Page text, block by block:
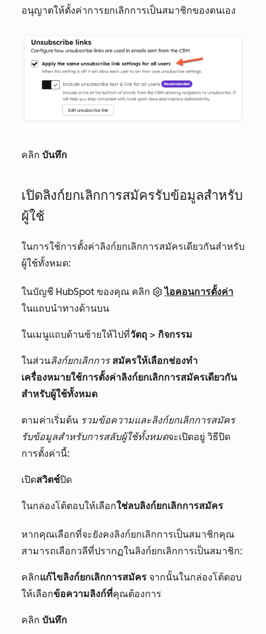
อนุญาตให้ตั้งค่าการยกเลิกการเป็นสมาชิกของตนเอง
คลิก บันทึก
เปิดลิงก์ยกเลิกการสมัครรับข้อมูลสำหรับ
ผู้ใช้
ในการใช้การตั้งค่าลิงก์ยกเลิกการสมัครเดียวกันสำหรับ
ผู้ใช้ทั้งหมด:
ในบัญชี HubSpot ของคุณ คลิก
ไอคอนการตั้งค่า
ในแถบนำทางด้านบน
ในเมนูแถบด้านซ้ายให้ไปที่วัตถุ > กิจกรรม
ในส่วนลิงก์ยกเลิกการ สมัครให้เลือกช่องทำ
เครื่องหมายใช้การตั้งค่าลิงก์ยกเลิกการสมัครเดียวกัน
สำหรับผู้ใช้ทั้งหมด
ตามค่าเริ่มต้น รวมข้อความและลิงก์ยกเลิกการสมัคร
รับข้อมูลสำหรับการสลับผู้ใช้ทั้งหมดจะเปิดอยู่ วิธีปิด
การตั้งค่านี้:
เปิดสวิตช์ปิด
ในกล่องโต้ตอบให้เลือกใช่ลบลิงก์ยกเลิกการสมัคร
หากคุณเลือกที่จะยังคงลิงก์ยกเลิกการเป็นสมาชิกคุณ
สามารถเลือกวลีที่ปรากฏในลิงก์ยกเลิกการเป็นสมาชิก:
คลิกแก้ไขลิงก์ยกเลิกการสมัคร จากนั้นในกล่องโต้ตอบ
ให้เลือกข้อความลิงก์ที่คุณต้องการ
คลิก บันทึก